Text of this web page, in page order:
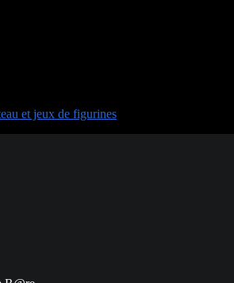
et jeux de figurines